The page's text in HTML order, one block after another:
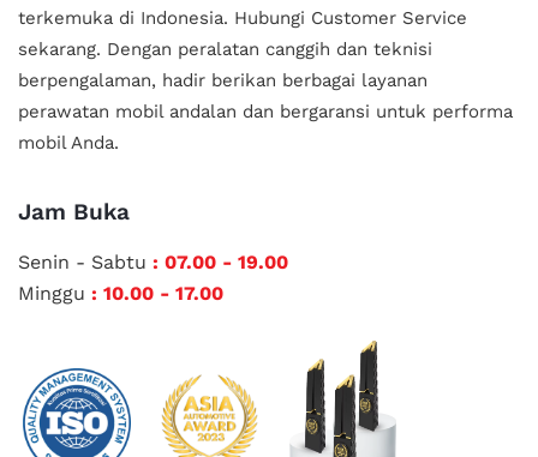
terkemuka di Indonesia. Hubungi Customer Service
sekarang. Dengan peralatan canggih dan teknisi
berpengalaman, hadir berikan berbagai layanan
perawatan mobil andalan dan bergaransi untuk performa
mobil Anda.
Jam Buka
Senin - Sabtu : 07.00 - 19.00
Minggu : 10.00 - 17.00